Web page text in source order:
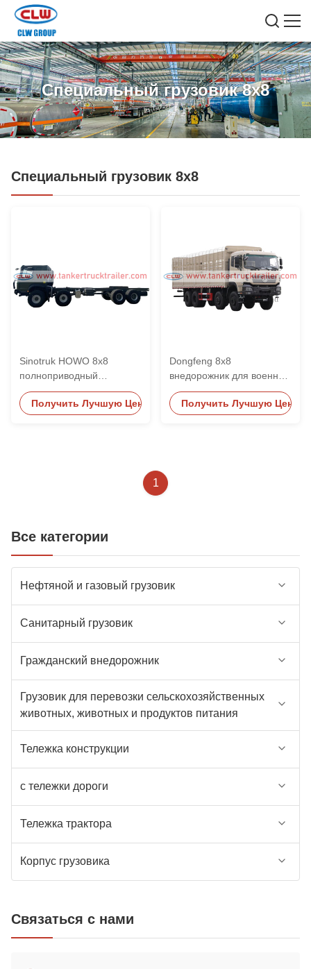
Специальный грузовик 8x8
Специальный грузовик 8x8
Sinotruk HOWO 8x8
полноприводный
автомобиль для военных
операций
Получить Лучшую Цену
Dongfeng 8x8
внедорожник для военных
операций
Получить Лучшую Цену
1
Все категории
Нефтяной и газовый грузовик
Санитарный грузовик
Гражданский внедорожник
Грузовик для перевозки сельскохозяйственных
животных, животных и продуктов питания
Тележка конструкции
с тележки дороги
Тележка трактора
Корпус грузовика
Связаться с нами